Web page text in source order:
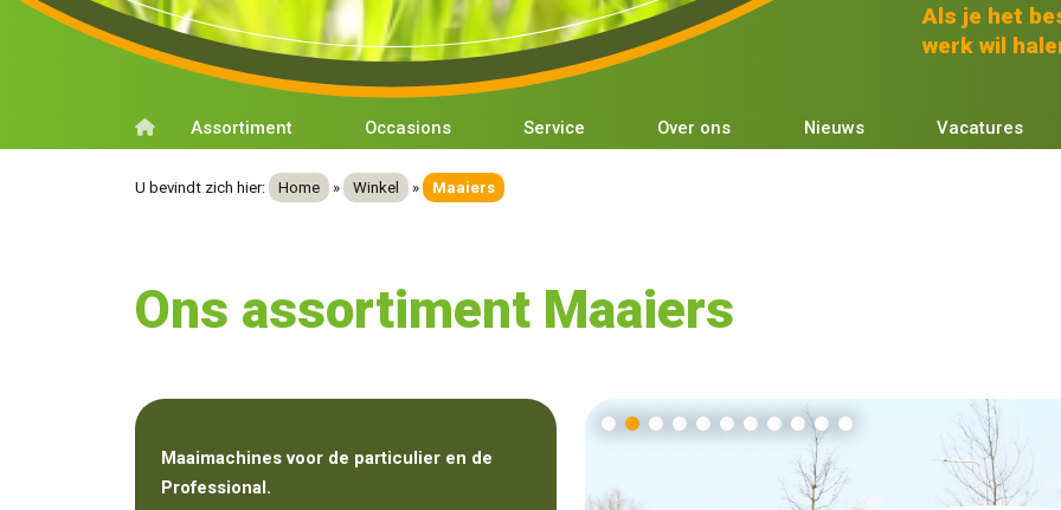
Als je het
werk wil
Assortiment Occasions Service Over ons Nieuws Vacatures
U bevindt zich hier: Home » Winkel » Maaiers
Ons assortiment Maaiers
Maaimachines voor de particulier en de
Professional.